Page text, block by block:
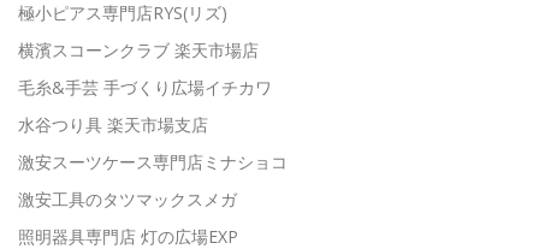
極小ピアス専門店RYS(リズ)
横濱スコーンクラブ 楽天市場店
毛糸&手芸 手づくり広場イチカワ
水谷つり具 楽天市場支店
激安スーツケース専門店ミナショコ
激安工具のタツマックスメガ
照明器具専門店 灯の広場EXP